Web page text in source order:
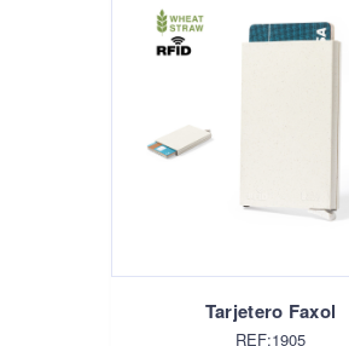
Tarjetero Faxol
REF:1905